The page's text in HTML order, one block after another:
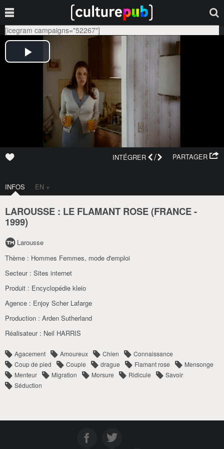
[icegram campaigns="52267"]
PARTAGER
INTÉGRER /
INFOS EN +
LAROUSSE : LE FLAMANT ROSE (FRANCE-
1999)
Larousse
Thème : Hommes Femmes, mode d'emploi
Secteur : Sites internet
Produit : Encyclopédie kleio
Agence : Enjoy Scher Lafarge
Production : Arden Sutherland
Réalisateur : Neil HARRIS
Agacement Amoureux Chien
Connaissance
Coup de pied
Couple drague Flamant rose
Mensonge
Menteur
Migration Morsure Ridicule
Savoir
Séduction